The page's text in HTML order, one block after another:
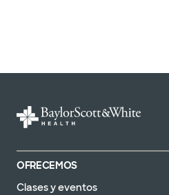
OFRECEMOS
Clases y eventos